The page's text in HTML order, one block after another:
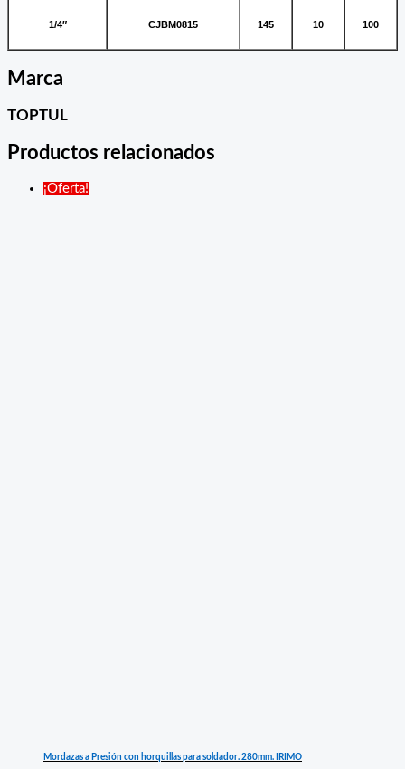
1/4″ CJBM0815 145 10 100
Marca
TOPTUL
Productos relacionados
¡Oferta!
Mordazas a Presión con horquillas para soldador. 280mm. IRIMO